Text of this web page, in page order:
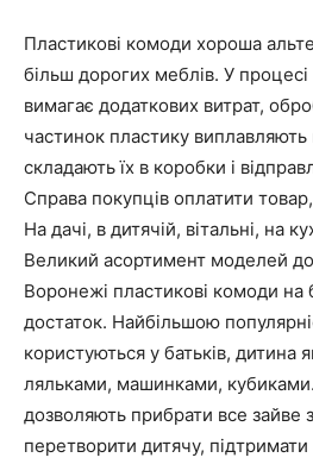
Пластикові комоди хороша
більш дорогих меблів. У
вимагає додаткових витрат,
частинок пластику виплавляють
складають їх в коробки і
Справа покупців оплатити
На дачі, в дитячій, вітальні, на
Великий асортимент моделей
Воронежі пластикові комоди на
достаток. Найбільшою
користуються у батьків, дитина
ляльками, машинками,
дозволяють прибрати все зайве
перетворити дитячу, підтримати